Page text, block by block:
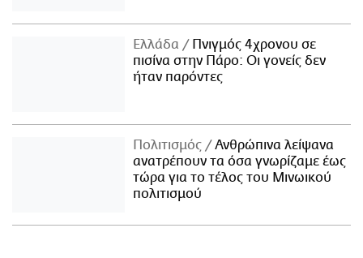
Ελλάδα
Πνιγμός 4χρονου σε
πισίνα στην Πάρο: Οι γονείς δεν
ήταν παρόντες
Πολιτισμός
Ανθρώπινα λείψανα
ανατρέπουν τα όσα γνωρίζαμε έως
τώρα για το τέλος του Μινωικού
πολιτισμού